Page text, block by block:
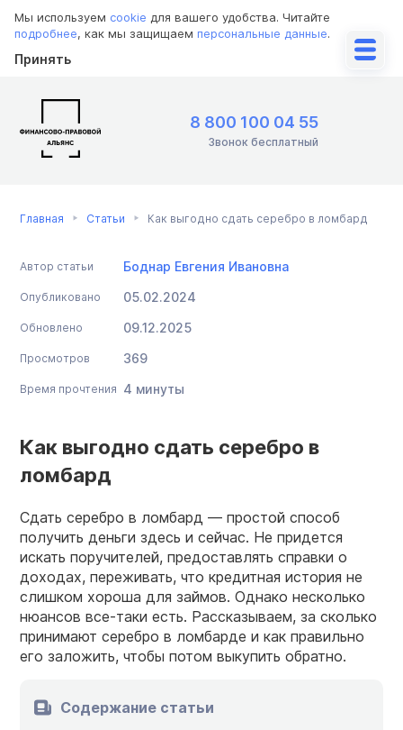
Мы используем cookie для вашего удобства. Читайте
подробнее, как мы защищаем персональные данные.
Принять
8 800 100 04 55
Звонок бесплатный
Главная Статьи Как выгодно сдать серебро в ломбард
Автор статьи Боднар Евгения Ивановна
Опубликовано 05.02.2024
Обновлено 09.12.2025
Просмотров 369
Время прочтения 4 минуты
Как выгодно сдать серебро в
ломбард
Сдать серебро в ломбард — простой способ
получить деньги здесь и сейчас. Не придется
искать поручителей, предоставлять справки о
доходах, переживать, что кредитная история не
слишком хороша для займов. Однако несколько
нюансов все-таки есть. Рассказываем, за сколько
принимают серебро в ломбарде и как правильно
его заложить, чтобы потом выкупить обратно.
Содержание статьи